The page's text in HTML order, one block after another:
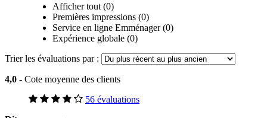
Afficher tout (0)
Premières impressions (0)
Service en ligne Emménager (0)
Expérience globale (0)
Trier les évaluations par :
4,0 - Cote moyenne des clients
56 évaluations